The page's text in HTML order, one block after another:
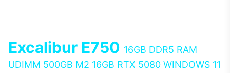
Excalibur E750 16GB DDR5 RAM
UDIMM 500GB M2 16GB RTX 5080 WINDOWS 11